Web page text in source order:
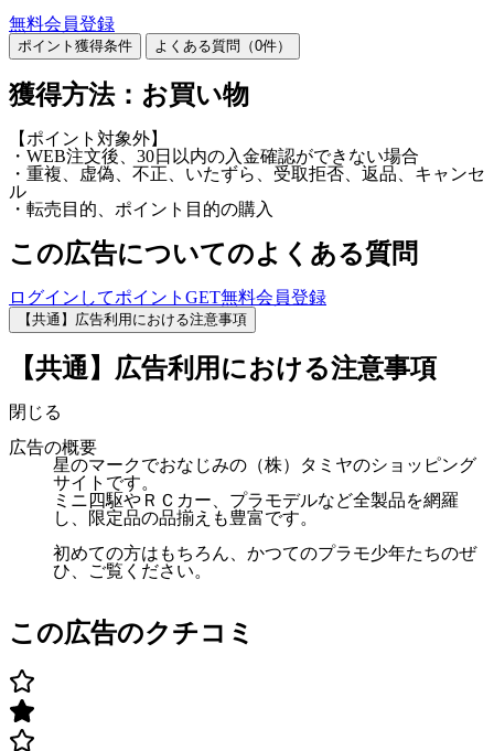
無料会員登録
ポイント獲得条件 よくある質問（0件）
獲得方法：お買い物
【ポイント対象外】
・WEB注文後、30日以内の入金確認ができない場合
・重複、虚偽、不正、いたずら、受取拒否、返品、キャンセ
ル
・転売目的、ポイント目的の購入
この広告についてのよくある質問
ログインしてポイントGET無料会員登録
【共通】広告利用における注意事項
【共通】広告利用における注意事項
閉じる
広告の概要
星のマークでおなじみの（株）タミヤのショッピング
サイトです。
ミニ四駆やＲＣカー、プラモデルなど全製品を網羅
し、限定品の品揃えも豊富です。
初めての方はもちろん、かつてのプラモ少年たちのぜ
ひ、ご覧ください。
この広告のクチコミ